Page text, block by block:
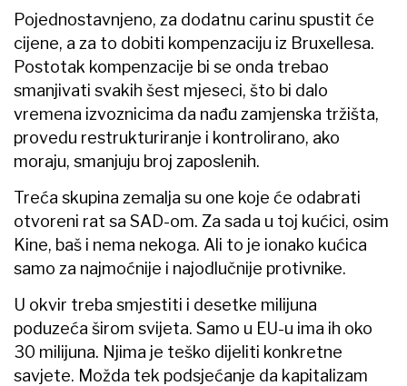
Pojednostavnjeno, za dodatnu carinu spustit će
cijene, a za to dobiti kompenzaciju iz Bruxellesa.
Postotak kompenzacije bi se onda trebao
smanjivati svakih šest mjeseci, što bi dalo
vremena izvoznicima da nađu zamjenska tržišta,
provedu restrukturiranje i kontrolirano, ako
moraju, smanjuju broj zaposlenih.
Treća skupina zemalja su one koje će odabrati
otvoreni rat sa SAD-om. Za sada u toj kućici, osim
Kine, baš i nema nekoga. Ali to je ionako kućica
samo za najmoćnije i najodlučnije protivnike.
U okvir treba smjestiti i desetke milijuna
poduzeća širom svijeta. Samo u EU-u ima ih oko
30 milijuna. Njima je teško dijeliti konkretne
savjete. Možda tek podsjećanje da kapitalizam